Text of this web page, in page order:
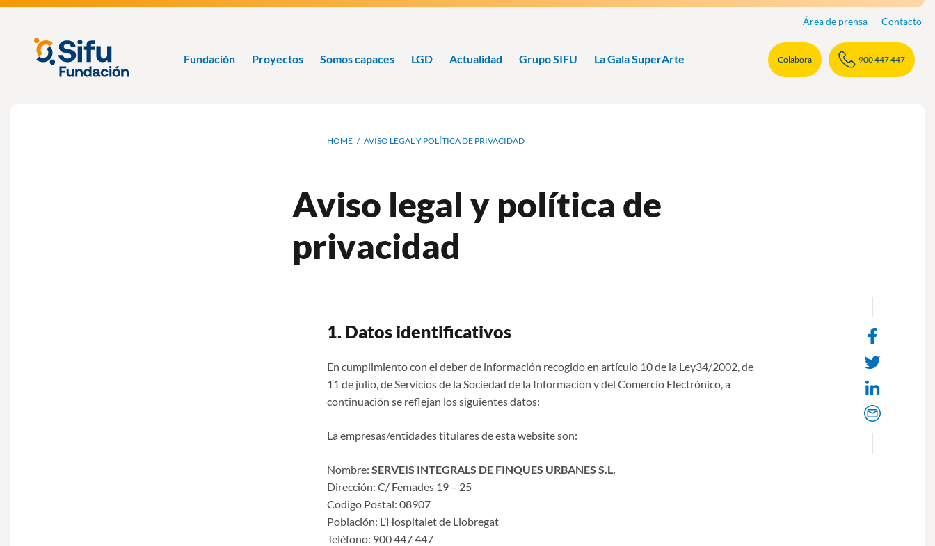
Pasar
principal
Fundación
Fundación Proyectos Somos capaces LGD Actualidad Grupo SIFU La Gala SuperArte
Área de prensa Contacto
Colabora 900 447 447
Ruta
HOME AVISO LEGAL Y POLÍTICA DE PRIVACIDAD
Aviso legal y política de
privacidad
1. Datos identificativos
En cumplimiento con el deber de información recogido en artículo 10 de la Ley34/2002, de
11 de julio, de Servicios de la Sociedad de la Información y del Comercio Electrónico, a
continuación se reflejan los siguientes datos:
La empresas/entidades titulares de esta website son:
Nombre: SERVEIS INTEGRALS DE FINQUES URBANES S.L.
Dirección: C/ Femades 19 – 25
Codigo Postal: 08907
Población: L’Hospitalet de Llobregat
Teléfono: 900 447 447
Email